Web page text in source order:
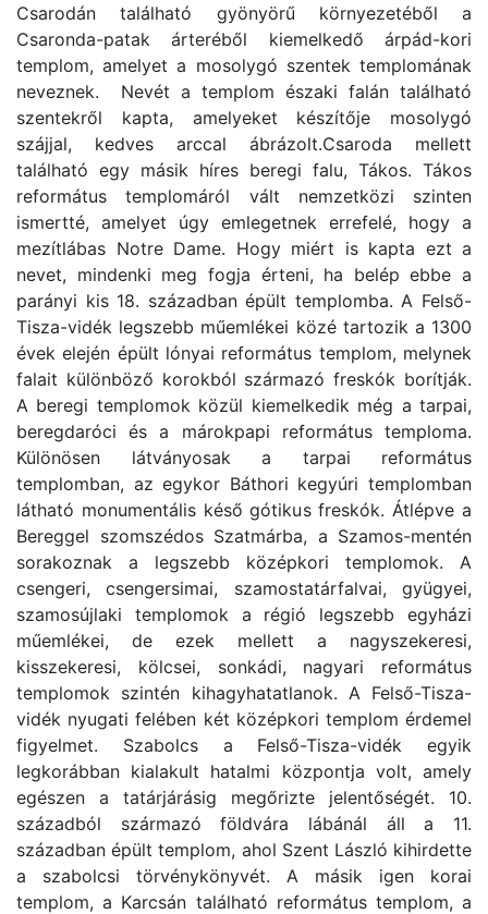
Csarodán található gyönyörű környezetéből a
Csaronda-patak árteréből kiemelkedő árpád-kori
templom, amelyet a mosolygó szentek templomának
neveznek. Nevét a templom északi falán található
szentekről kapta, amelyeket készítője mosolygó
szájjal, kedves arccal ábrázolt.Csaroda mellett
található egy másik híres beregi falu, Tákos. Tákos
református templomáról vált nemzetközi szinten
ismertté, amelyet úgy emlegetnek errefelé, hogy a
mezítlábas Notre Dame. Hogy miért is kapta ezt a
nevet, mindenki meg fogja érteni, ha belép ebbe a
parányi kis 18. században épült templomba. A Felső-
Tisza-vidék legszebb műemlékei közé tartozik a 1300
évek elején épült lónyai református templom, melynek
falait különböző korokból származó freskók borítják.
A beregi templomok közül kiemelkedik még a tarpai,
beregdaróci és a márokpapi református temploma.
Különösen látványosak a tarpai református
templomban, az egykor Báthori kegyúri templomban
látható monumentális késő gótikus freskók. Átlépve a
Bereggel szomszédos Szatmárba, a Szamos-mentén
sorakoznak a legszebb középkori templomok. A
csengeri, csengersimai, szamostatárfalvai, gyügyei,
szamosújlaki templomok a régió legszebb egyházi
műemlékei, de ezek mellett a nagyszekeresi,
kisszekeresi, kölcsei, sonkádi, nagyari református
templomok szintén kihagyhatatlanok. A Felső-Tisza-
vidék nyugati felében két középkori templom érdemel
figyelmet. Szabolcs a Felső-Tisza-vidék egyik
legkorábban kialakult hatalmi központja volt, amely
egészen a tatárjárásig megőrizte jelentőségét. 10.
századból származó földvára lábánál áll a 11.
században épült templom, ahol Szent László kihirdette
a szabolcsi törvénykönyvét. A másik igen korai
templom, a Karcsán található református templom, a